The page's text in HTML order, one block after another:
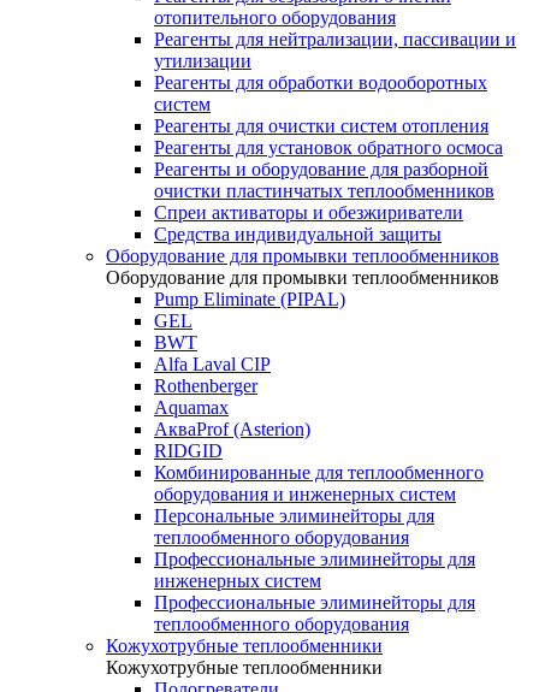
отопительного оборудования
Реагенты для нейтрализации, пассивации и
утилизации
Реагенты для обработки водооборотных
систем
Реагенты для очистки систем отопления
Реагенты для установок обратного осмоса
Реагенты и оборудование для разборной
очистки пластинчатых теплообменников
Спреи активаторы и обезжириватели
Средства индивидуальной защиты
Оборудование для промывки теплообменников
Оборудование для промывки теплообменников
Pump Eliminate (PIPAL)
GEL
BWT
Alfa Laval CIP
Rothenberger
Aquamax
АкваProf (Asterion)
RIDGID
Комбинированные для теплообменного
оборудования и инженерных систем
Персональные элиминейторы для
теплообменного оборудования
Профессиональные элиминейторы для
инженерных систем
Профессиональные элиминейторы для
теплообменного оборудования
Кожухотрубные теплообменники
Кожухотрубные теплообменники